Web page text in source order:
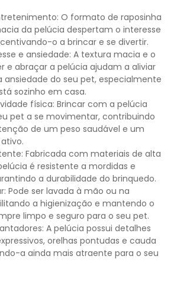
O formato de raposinha
da pelúcia despertam o interesse
o a brincar e se divertir.
e ansiedade: A textura macia e o
e abraçar a pelúcia ajudam a aliviar
ansiedade do seu pet, especialmente
sozinho em casa.
física: Brincar com a pelúcia
pet a se movimentar, contribuindo
de um peso saudável e um
Fabricada com materiais de alta
é resistente a mordidas e
a durabilidade do brinquedo.
Pode ser lavada à mão ou na
a higienização e mantendo o
limpo e seguro para o seu pet.
A pelúcia possui detalhes
orelhas pontudas e cauda
a ainda mais atraente para o seu